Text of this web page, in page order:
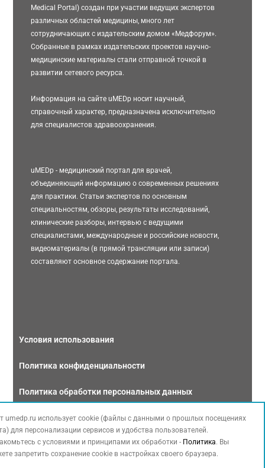
Medical Portal) создан при участии ведущих экспертов
различных областей медицины, много лет
сотрудничающих с издательским домом «Медфорум».
Собранные в рамках издательских проектов научно-
медицинские материалы стали отправной точкой в
развитии сетевого ресурса.
Информация на сайте uMEDp носит научный,
справочный характер, предназначена исключительно
для специалистов здравоохранения.
uMEDp - медицинский портал для врачей,
объединяющий информацию о современных решениях
для практики. Статьи экспертов по основным
специальностям, обзоры, результаты исследований,
клинические разборы, интервью с ведущими
специалистами, международные и российские новости,
видеоматериалы (в прямой трансляции или записи)
составляют основное содержание портала.
Условия использования
Политика конфиденциальности
Политика обработки персональных данных
Связаться с нами
umedp.ru использует cookie (файлы с данными о прошлых посещениях
для персонализации сервисов и удобства пользователей.
с условиями и принципами их обработки - Политика. Вы
запретить сохранение cookie в настройках своего браузера.